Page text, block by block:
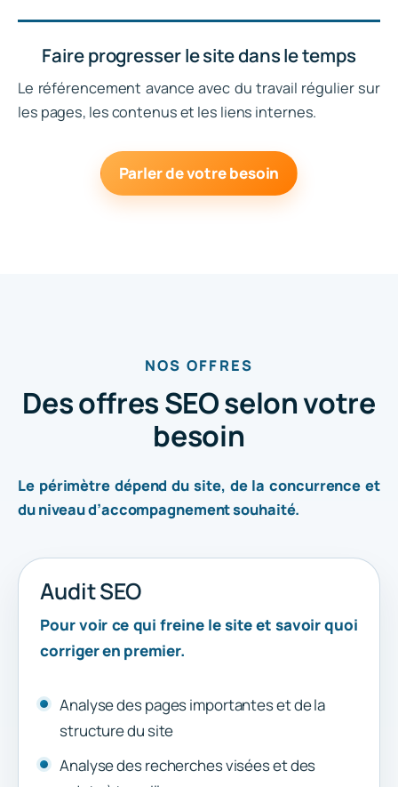
Faire progresser le site dans le temps
Le référencement avance avec du travail régulier sur
les pages, les contenus et les liens internes.
Parler de votre besoin
NOS OFFRES
Des offres SEO selon votre
besoin
Le périmètre dépend du site, de la concurrence et
du niveau d’accompagnement souhaité.
Audit SEO
Pour voir ce qui freine le site et savoir quoi
corriger en premier.
Analyse des pages importantes et de la
structure du site
Analyse des recherches visées et des